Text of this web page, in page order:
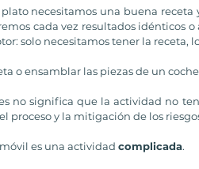
necesitamos una buena
cada vez resultados idénticos
solo necesitamos tener la receta,
o ensamblar las piezas de un
no significa que la actividad no
proceso y la mitigación de los
es una actividad complicada.